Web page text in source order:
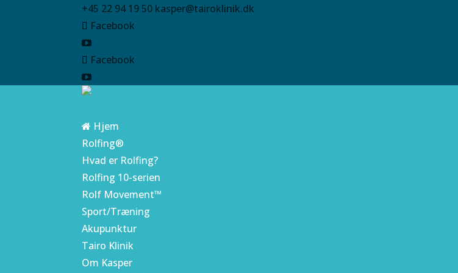
+45 22 94 19 50 kasper@tairoklinik.dk
Facebook
Facebook
Hjem
Rolfing®
Hvad er Rolfing?
Rolfing 10-serien
Rolf Movement™
Sport/Træning
Akupunktur
Tairo Klinik
Om Kasper